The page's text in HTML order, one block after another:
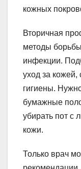
кожных
Вторичная
методы
инфекции.
уход за
гигиены.
бумажные
убирать пот с
кожи.
Только врач